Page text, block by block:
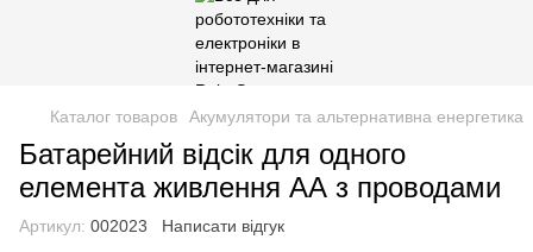
Каталог товаров Акумулятори та альтернативна енергетика
Батарейний відсік для одного
елемента живлення АА з проводами
Артикул: 002023 Написати відгук